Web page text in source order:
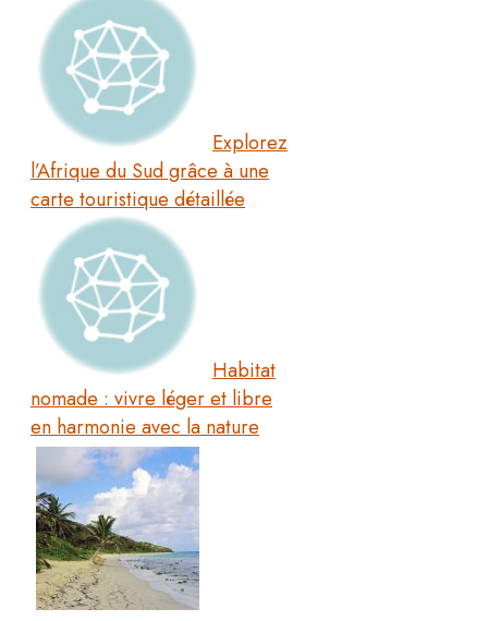
Explorez
l’Afrique du Sud grâce à une
carte touristique détaillée
Habitat
nomade : vivre léger et libre
en harmonie avec la nature